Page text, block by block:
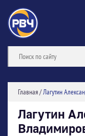
Главная/Лагутин
Лагутин